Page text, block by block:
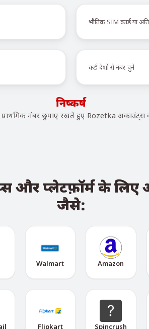
भौतिक SIM कार्ड या
कई देशों से नंबर चुनें
निष्कर्ष
नंबर छुपाए रखते हुए Rozetka अकाउंट्स
और प्लेटफ़ॉर्म के लिए
जैसे:
Walmart Amazon
Flipkart Spincrush